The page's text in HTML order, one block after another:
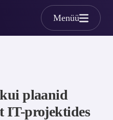
Menüü
plaanid
IT-projektides